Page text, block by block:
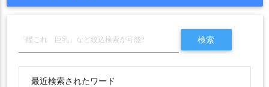
最近検索されたワード